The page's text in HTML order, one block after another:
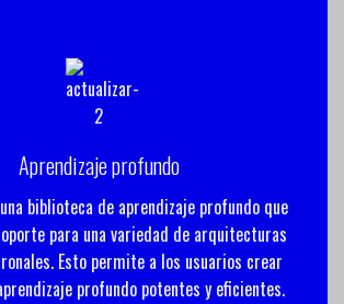
Aprendizaje profundo
biblioteca de aprendizaje profundo que
para una variedad de arquitecturas
Esto permite a los usuarios crear
profundo potentes y eficientes.